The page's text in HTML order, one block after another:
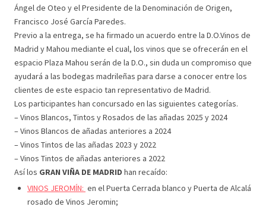
Ángel de Oteo y el Presidente de la Denominación de Origen,
Francisco José García Paredes.
Previo a la entrega, se ha firmado un acuerdo entre la D.O.Vinos de
Madrid y Mahou mediante el cual, los vinos que se ofrecerán en el
espacio Plaza Mahou serán de la D.O., sin duda un compromiso que
ayudará a las bodegas madrileñas para darse a conocer entre los
clientes de este espacio tan representativo de Madrid.
Los participantes han concursado en las siguientes categorías.
– Vinos Blancos, Tintos y Rosados de las añadas 2025 y 2024
– Vinos Blancos de añadas anteriores a 2024
– Vinos Tintos de las añadas 2023 y 2022
– Vinos Tintos de añadas anteriores a 2022
Así los GRAN VIÑA DE MADRID han recaído:
VINOS JEROMÍN: en el Puerta Cerrada blanco y Puerta de Alcalá
rosado de Vinos Jeromin;